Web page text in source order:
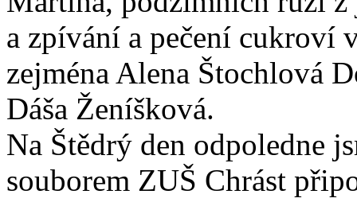
a zpívání a pečení cukroví
zejména Alena Štochlová
Dáša Ženíšková.
Na Štědrý den odpoledne
souborem ZUŠ Chrást